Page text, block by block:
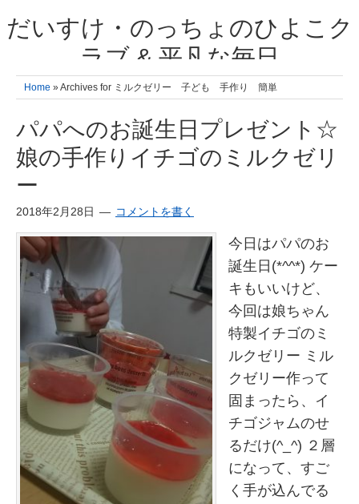
だいすけ・のっちょのひよこク
ラブ & 平凡な毎日
我が家の3人のひよこ成長日記と雑記 何十年後かに、大きくなったひよ
こ達とこの成長記を読み返すことを夢見て。& 3児ママの平凡日記 日々
Home » Archives for ミルクゼリー 子ども 手作り 簡単
パパへのお誕生日プレゼント☆
娘の手作りイチゴのミルクゼリ
ー
2018年2月28日 コメントを書く
今日はパパのお
誕生日(*^^*) ケー
キもいいけど、
今回は娘ちゃん
特製イチゴのミ
ルクゼリー ミル
クゼリー作って
固まったら、イ
チゴジャムのせ
るだけ(^_^) ２層
になって、すご
く手が込んでる